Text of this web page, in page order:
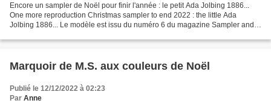
Encore un sampler de Noël pour finir l'année : le petit Ada Jolbing 1886...
One more reproduction Christmas sampler to end 2022 : the little Ada
Jolbing 1886... Le modèle est issu du numéro 6 du magazine Sampler and
Marquoir de M.S. aux couleurs de Noël
Publié le 12/12/2022 à 02:23
Par Anne